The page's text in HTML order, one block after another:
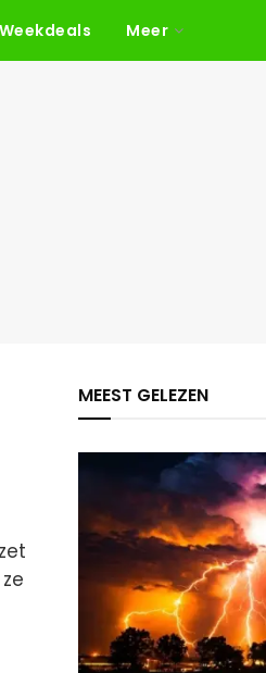
Weekdeals Meer
MEEST GELEZEN